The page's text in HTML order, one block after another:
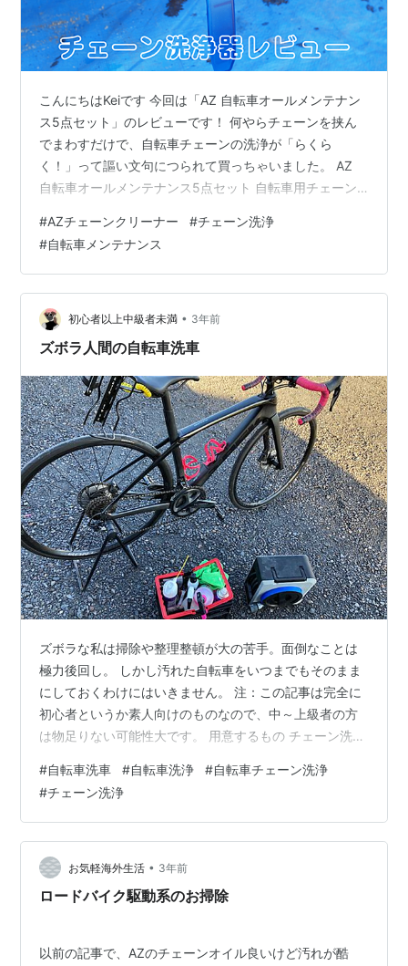
こんにちはKeiです 今回は「AZ 自転車オールメンテナン
ス5点セット」のレビューです！ 何やらチェーンを挟ん
でまわすだけで、自転車チェーンの洗浄が「らくら
く！」って謳い文句につられて買っちゃいました。 AZ
自転車オールメンテナンス5点セット 自転車用チェーン
ーとの比較 AZ 自転車オールメンテナンス5点セット 取り
敢えず、まわすだけでピカピカになる洗浄器が欲しかっ
たんだけど、せっかくなのでお得な５点セットを購入し
てみました。 セット内容は以下の通り AT606：チェーン
ディグリーザー高浸透 付替 KD052：自転車用チェーン洗
浄器 KD…
#AZチェーンクリーナー #チェーン洗浄
#自転車メンテナンス
初心者以上中級者未満 • 3年前
ズボラ人間の自転車洗車
ズボラな私は掃除や整理整頓が大の苦手。面倒なことは
極力後回し。 しかし汚れた自転車をいつまでもそのまま
にしておくわけにはいきません。 注：この記事は完全に
初心者というか素人向けのものなので、中～上級者の方
は物足りない可能性大です。 用意するもの チェーン洗浄
#自転車洗車 #自転車洗浄 #自転車チェーン洗浄
#チェーン洗浄
お気軽海外生活 • 3年前
ロードバイク駆動系のお掃除
以前の記事で、AZのチェーンオイル良いけど汚れが酷